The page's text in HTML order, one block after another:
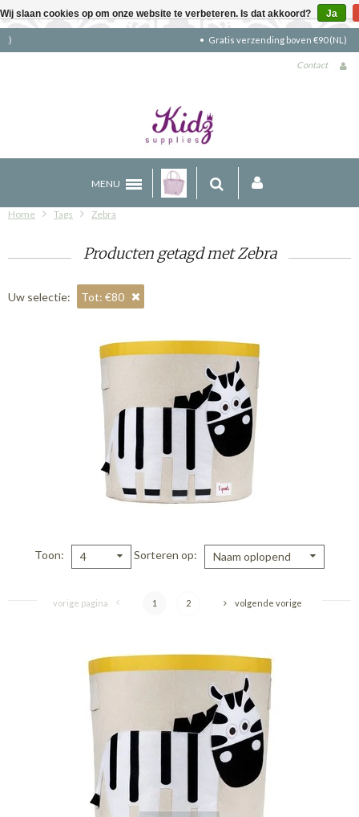
Gratis verzending boven €90 (NL)
Contact
MENU
Home Tags Zebra
Producten getagd met Zebra
Uw selectie: Tot: €80
Toon 4 Sorteren op Naam oplopend
vorige pagina 1 2 volgende vorige
Wij slaan cookies op om onze website te verbeteren. Is dat akkoord? Ja